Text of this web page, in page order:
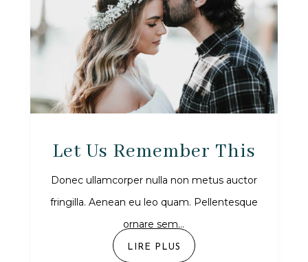
Let Us Remember This
Donec ullamcorper nulla non metus auctor
fringilla. Aenean eu leo quam. Pellentesque
ornare sem...
LIRE PLUS